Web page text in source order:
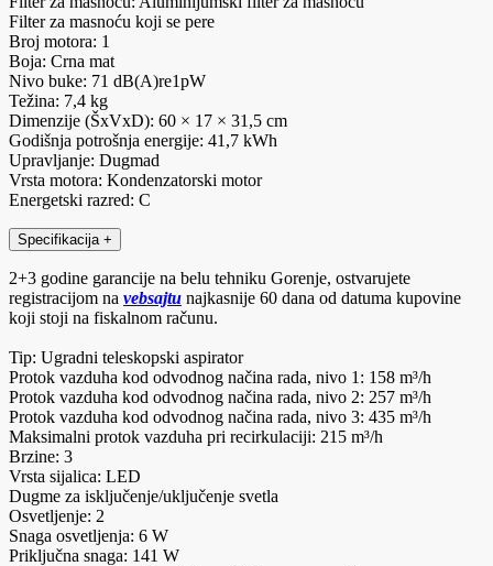
Filter za masnoću koji se pere
Broj motora: 1
Boja: Crna mat
Nivo buke: 71 dB(A)re1pW
Težina: 7,4 kg
Dimenzije (ŠxVxD): 60 × 17 × 31,5 cm
Godišnja potrošnja energije: 41,7 kWh
Upravljanje: Dugmad
Vrsta motora: Kondenzatorski motor
Energetski razred: C
Specifikacija +
2+3 godine garancije na belu tehniku Gorenje, ostvarujete
registracijom na vebsajtu najkasnije 60 dana od datuma kupovine
koji stoji na fiskalnom računu.
Tip: Ugradni teleskopski aspirator
Protok vazduha kod odvodnog načina rada, nivo 1: 158 m³/h
Protok vazduha kod odvodnog načina rada, nivo 2: 257 m³/h
Protok vazduha kod odvodnog načina rada, nivo 3: 435 m³/h
Maksimalni protok vazduha pri recirkulaciji: 215 m³/h
Brzine: 3
Vrsta sijalica: LED
Dugme za isključenje/uključenje svetla
Osvetljenje: 2
Snaga osvetljenja: 6 W
Priključna snaga: 141 W